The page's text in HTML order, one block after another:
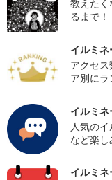
教えた
るまで！
イルミ
アクセ
ア別に
イルミ
人気の
など楽
イルミ